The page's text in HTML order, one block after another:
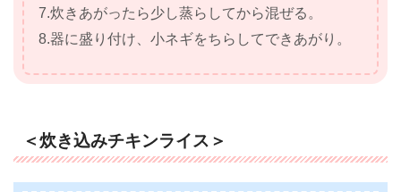
7.炊きあがったら少し蒸らしてから混ぜる。
8.器に盛り付け、小ネギをちらしてできあがり。
＜炊き込みチキンライス＞